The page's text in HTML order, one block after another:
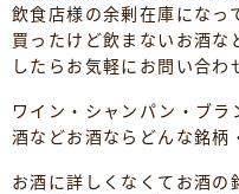
飲食店様の余剰在庫になっ
買ったけど飲まないお酒な
したらお気軽にお問い合わ
ワイン・シャンパン・ブ
酒などお酒ならどんな銘柄
お酒に詳しくなくてお酒の